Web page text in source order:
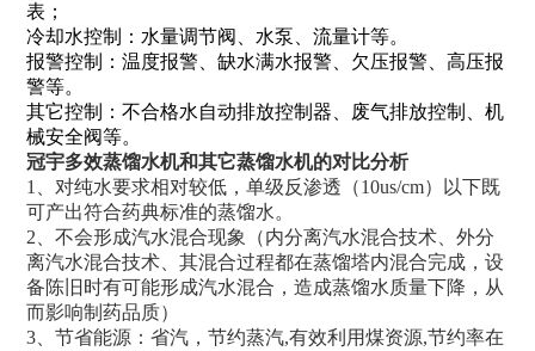
表；
冷却水控制：水量调节阀、水泵、流量计等。
报警控制：温度报警、缺水满水报警、欠压报警、高压报
警等。
其它控制：不合格水自动排放控制器、废气排放控制、机
械安全阀等。
冠宇多效蒸馏水机和其它蒸馏水机的对比分析
1、对纯水要求相对较低，单级反渗透（10us/cm）以下既
可产出符合药典标准的蒸馏水。
2
不会形成汽水混合现象（内分离汽水混合技术、外分
离汽水混合技术、其混合过程都在蒸馏塔内混合完成，设
备陈旧时有可能形成汽水混合，造成蒸馏水质量下降，从
而影响制药品质）
3、节省能源：省汽，节约蒸汽,有效利用煤资源,节约率在